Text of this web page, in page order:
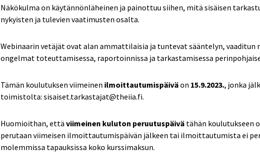
Näkökulma on käytännönläheinen ja painottuu siihen, mitä sisäisen
nykyisten ja tulevien vaatimusten osalta.
Webinaarin vetäjät ovat alan ammattilaisia ja tuntevat sääntelyn, vaaditun
ongelmat toteuttamisessa, raportoinnissa ja tarkastamisessa
Tämän koulutuksen viimeinen ilmoittautumispäiväon 15.9.2023., jonka
toimistolta: sisaiset.tarkastajat@theiia.fi.
Huomioithan, ettäviimeinen kuluton peruutuspäivä tähän koulutukseen
perutaan viimeisen ilmoittautumispäivän jälkeen tai ilmoittautumista ei
molemmissa tapauksissa koko kurssimaksun.